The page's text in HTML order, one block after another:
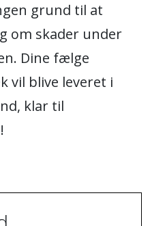
grund til at
om skader under
Dine fælge
vil blive leveret i
klar til